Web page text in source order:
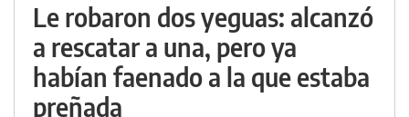
Le robaron dos yeguas: alcanzó
a rescatar a una, pero ya
habían faenado a la que estaba
preñada